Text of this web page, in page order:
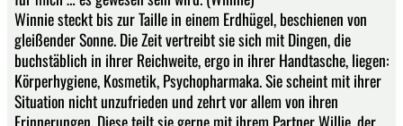
Winnie steckt bis zur Taille in einem Erdhügel, beschienen von
gleißender Sonne. Die Zeit vertreibt sie sich mit Dingen, die
buchstäblich in ihrer Reichweite, ergo in ihrer Handtasche, liegen:
Körperhygiene, Kosmetik, Psychopharmaka. Sie scheint mit ihrer
Situation nicht unzufrieden und zehrt vor allem von ihren